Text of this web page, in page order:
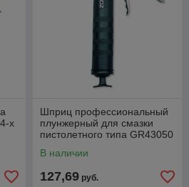
х
Шприц профессиональный
плунжерный для смазки
пистолетного типа GR43050
В наличии
127,69 руб.